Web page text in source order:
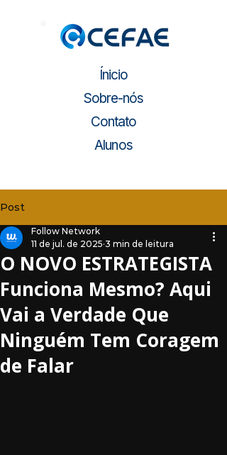
Ínicio
Sobre-nós
Contato
Alunos
Post
O NOVO ESTRATEGISTA
Funciona Mesmo? Aqui
Vai a Verdade Que
Ninguém Tem Coragem
de Falar
Follow Network
11 de jul. de 2025 3 min de leitura